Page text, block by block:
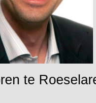
te